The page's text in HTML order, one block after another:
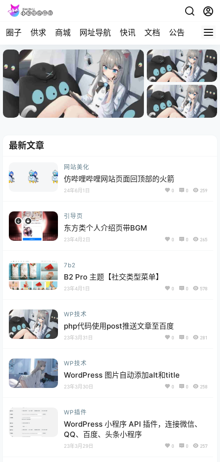
圈子 供求 商城 网址导航 快讯 文档 公告 问答
最新文章
网站美化
仿哔哩哔哩网站页面回顶部的火箭
24年6月1日 0 0 259
引导页
东方类个人介绍页带BGM
23年4月2日 0 0 265
7b2
B2 Pro 主题【社交类型菜单】
23年4月1日 0 0 578
WP技术
php代码使用post推送文章至百度
23年3月31日 0 0 281
WP技术
WordPress 图片自动添加alt和title
23年3月30日 0 0 258
WP插件
WordPress 小程序 API 插件，连接微信、
QQ、百度、头条小程序
23年3月29日 0 0 257